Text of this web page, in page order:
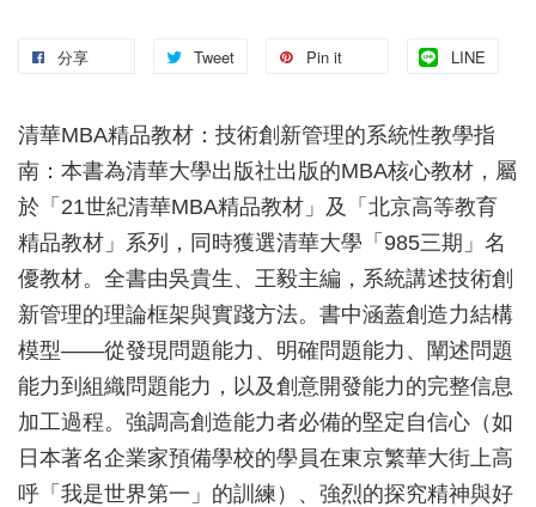
分享 Tweet Pin it LINE
清華MBA精品教材：技術創新管理的系統性教學指
南：本書為清華大學出版社出版的MBA核心教材，屬
於「21世紀清華MBA精品教材」及「北京高等教育
精品教材」系列，同時獲選清華大學「985三期」名
優教材。全書由吳貴生、王毅主編，系統講述技術創
新管理的理論框架與實踐方法。書中涵蓋創造力結構
模型——從發現問題能力、明確問題能力、闡述問題
能力到組織問題能力，以及創意開發能力的完整信息
加工過程。強調高創造能力者必備的堅定自信心（如
日本著名企業家預備學校的學員在東京繁華大街上高
呼「我是世界第一」的訓練）、強烈的探究精神與好